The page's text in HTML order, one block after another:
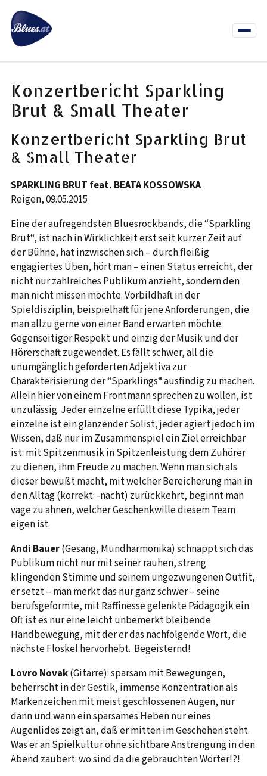
Inhalt
springen
Menü
Konzertbericht Sparkling
Brut & Small Theater
Konzertbericht Sparkling Brut
& Small Theater
SPARKLING BRUT feat. BEATA KOSSOWSKA
Reigen, 09.05.2015
Eine der aufregendsten Bluesrockbands, die “Sparkling
Brut“, ist nach in Wirklichkeit erst seit kurzer Zeit auf
der Bühne, hat inzwischen sich – durch fleißig
engagiertes Üben, hört man – einen Status erreicht, der
nicht nur zahlreiches Publikum anzieht, sondern den
man nicht missen möchte. Vorbildhaft in der
Spieldisziplin, beispielhaft für jene Anforderungen, die
man allzu gerne von einer Band erwarten möchte.
Gegenseitiger Respekt und einzig der Musik und der
Hörerschaft zugewendet. Es fällt schwer, all die
unumgänglich geforderten Adjektiva zur
Charakterisierung der “Sparklings“ ausfindig zu machen.
Allein hier von einem Frontmann sprechen zu wollen, ist
unzulässig. Jeder einzelne erfüllt diese Typika, jeder
einzelne ist ein glänzender Solist, jeder agiert jedoch im
Wissen, daß nur im Zusammenspiel ein Ziel erreichbar
ist: mit Spitzenmusik in Spitzenleistung dem Zuhörer
zu dienen, ihm Freude zu machen. Wenn man sich als
dieser bewußt macht, mit welcher Bereicherung man in
den Alltag (korrekt: -nacht) zurückkehrt, beginnt man
vage zu ahnen, welcher Geschenkwille diesem Team
eigen ist.
Andi Bauer(Gesang, Mundharmonika) schnappt sich das
Publikum nicht nur mit seiner rauhen, streng
klingenden Stimme und seinem ungezwungenen Outfit,
er setzt – man merkt das nur ganz schwer – seine
berufsgeformte, mit Raffinesse gelenkte Pädagogik ein.
Oft ist es nur eine leicht unbemerkt bleibende
Handbewegung, mit der er das nachfolgende Wort, die
nächste Floskel hervorhebt. Begeisternd!
Lovro Novak(Gitarre): sparsam mit Bewegungen,
beherrscht in der Gestik, immense Konzentration als
Markenzeichen mit meist geschlossenen Augen, nur
dann und wann ein sparsames Heben nur eines
Augenlides zeigt an, daß er mitten im Geschehen steht.
Was er an Spielkultur ohne sichtbare Anstrengung in den
Abend zaubert: wo sind da die gebrauchten Wörter!?!